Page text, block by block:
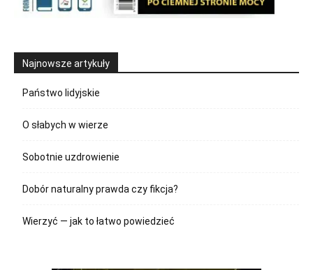
Najnowsze artykuły
Państwo lidyjskie
O słabych w wierze
Sobotnie uzdrowienie
Dobór naturalny prawda czy fikcja?
Wierzyć — jak to łatwo powiedzieć